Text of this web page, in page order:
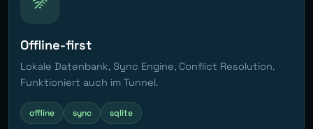
Offline-first
Lokale Datenbank, Sync Engine, Conflict Resolution.
Funktioniert auch im Tunnel.
offline sync sqlite